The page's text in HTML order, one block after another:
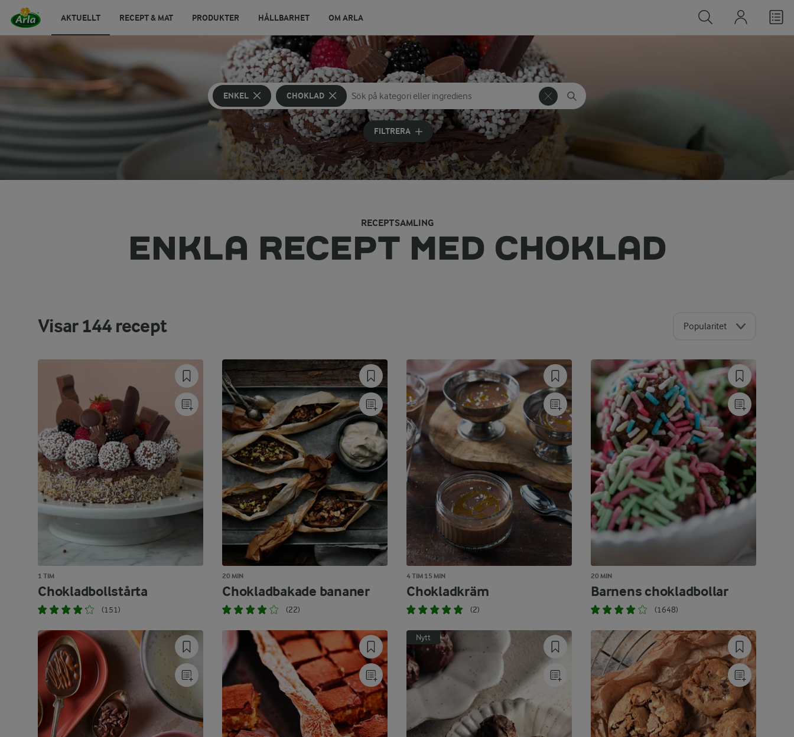
AKTUELLT RECEPT & MAT PRODUKTER HÅLLBARHET OM ARLA
ENKEL CHOKLAD
Sök på kategori eller ingrediens
Skriv in sökord för att få förslag
FILTRERA
RECEPTSAMLING
ENKLA RECEPT MED CHOKLAD
Visar144 recept Popularitet
1 TIM
Chokladbollstårta
(151)
20 MIN
Chokladbakade bananer
(22)
4 TIM 15 MIN
Chokladkräm
(2)
20 MIN
Barnens chokladbollar
(1648)
Nytt